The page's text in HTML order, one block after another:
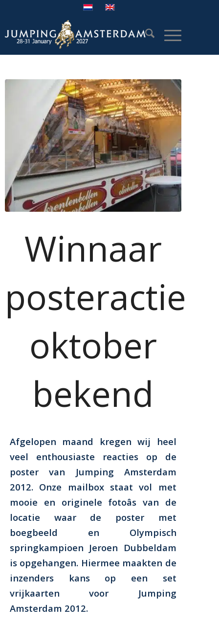
Winnaar
posteractie
oktober
bekend
Afgelopen maand kregen wij heel
veel enthousiaste reacties op de
poster van Jumping Amsterdam
2012. Onze mailbox staat vol met
mooie en originele fotoâs van de
locatie waar de poster met
boegbeeld en Olympisch
springkampioen Jeroen Dubbeldam
is opgehangen. Hiermee maakten de
inzenders kans op een set
vrijkaarten voor Jumping
Amsterdam 2012.